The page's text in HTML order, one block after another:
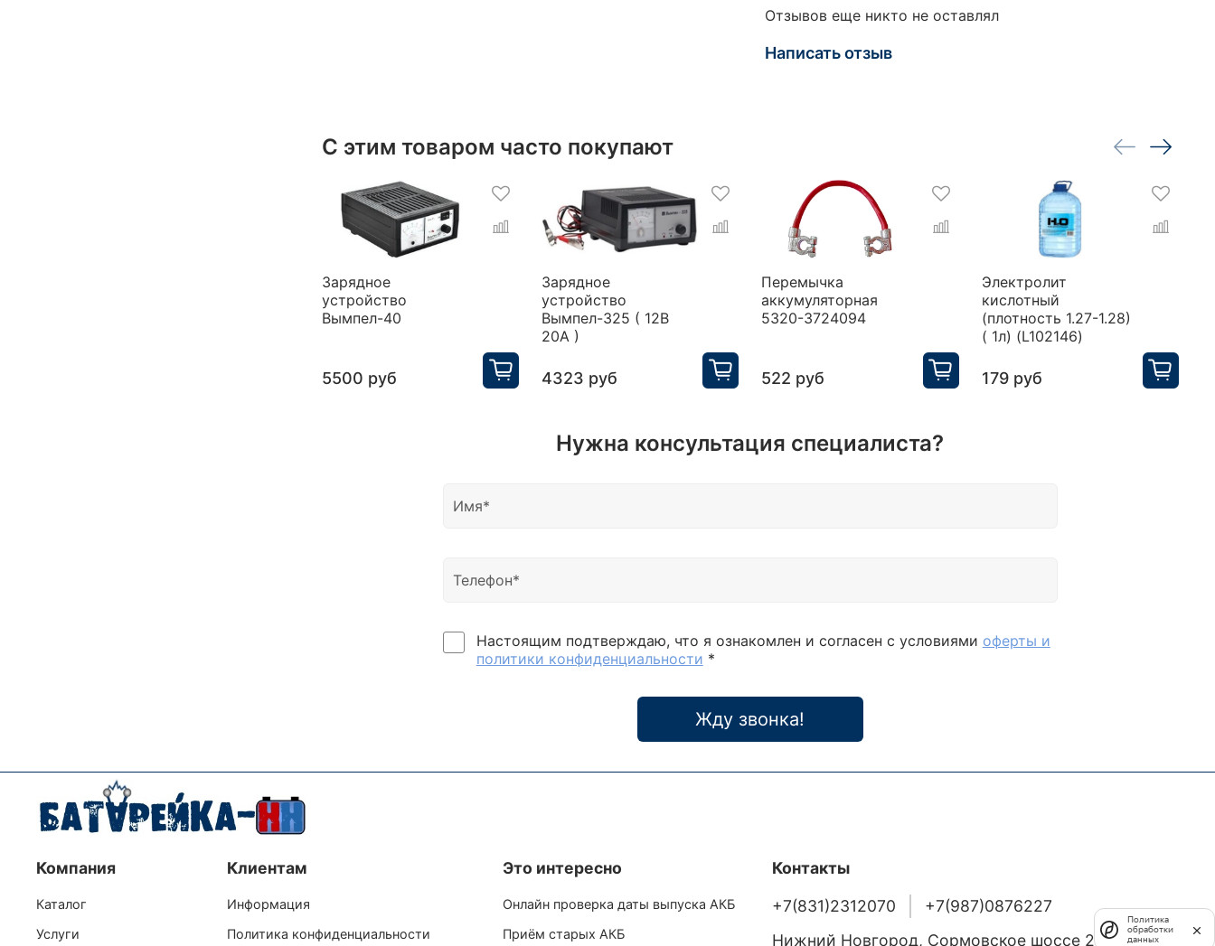
Отзывов еще никто не оставлял
Написать отзыв
С этим товаром часто покупают
Зарядное
устройство
Вымпел-40
5500 руб
Зарядное
устройство
Вымпел-325 ( 12В
20А )
4323 руб
Перемычка
аккумуляторная
5320-3724094
522 руб
Электролит
кислотный
(плотность 1.27-1.28)
( 1л) (L102146)
179 руб
Нужна консультация специалиста?
Настоящим подтверждаю, что я ознакомлен и согласен с условиями оферты и
политики конфиденциальности *
Жду звонка!
Компания
Каталог
Услуги
Клиентам
Информация
Политика конфиденциальности
Это интересно
Онлайн проверка даты выпуска АКБ
Приём старых АКБ
Контакты
+7(831)2312070
+7(987)0876227
Нижний Новгород, Сормовское шоссе 24/36
Политика
обработки
данных